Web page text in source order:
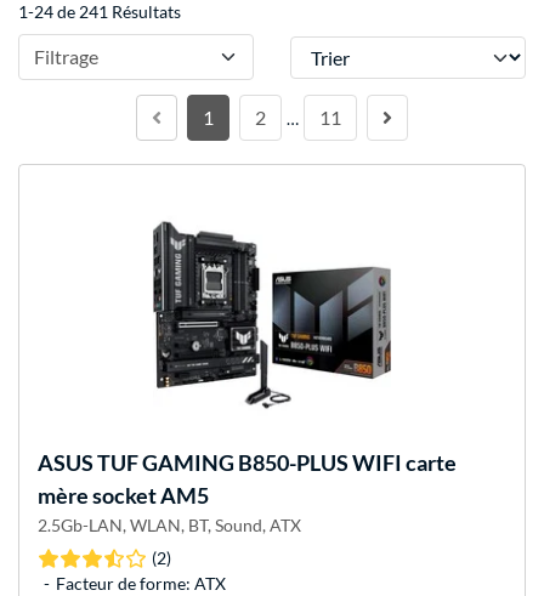
1-24 de 241 Résultats
Filtrage Trier
1 2 … 11
ASUSTUF GAMING B850-PLUS WIFI carte
mère socket AM5
2.5Gb-LAN, WLAN, BT, Sound, ATX
(2)
Facteur de forme: ATX